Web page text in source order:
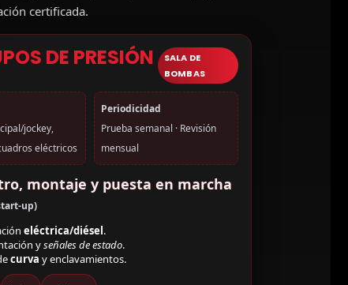
certificada.
DE PRESIÓN
SALA DE
BOMBAS
jockey,
eléctricos
Periodicidad
Prueba semanal · Revisión
mensual
montaje y puesta en marcha
up)
eléctrica/diésel.
yseñales de estado.
curva y enclavamientos.